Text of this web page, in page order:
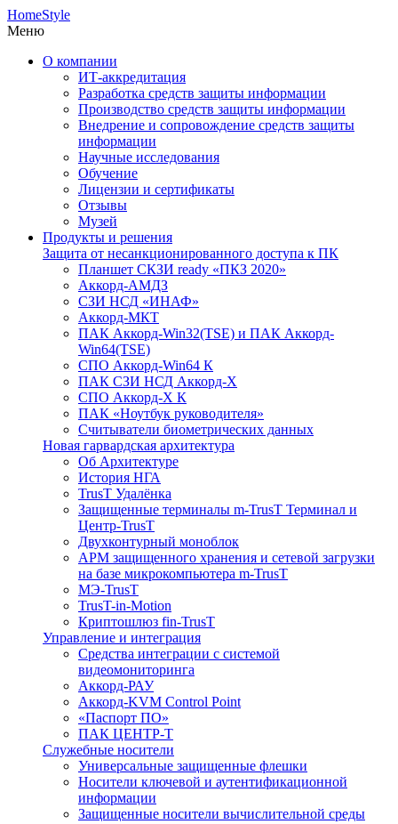
HomeStyle
Меню
О компании
ИТ-аккредитация
Разработка средств защиты информации
Производство средств защиты информации
Внедрение и сопровождение средств защиты
информации
Научные исследования
Обучение
Лицензии и сертификаты
Отзывы
Музей
Продукты и решения
Защита от несанкционированного доступа к ПК
Планшет СКЗИ ready «ПКЗ 2020»
Аккорд-АМДЗ
СЗИ НСД «ИНАФ»
Аккорд-МКТ
ПАК Аккорд-Win32(TSE) и ПАК Аккорд-
Win64(TSE)
СПО Аккорд-Win64 К
ПАК СЗИ НСД Аккорд-X
СПО Аккорд-X К
ПАК «Ноутбук руководителя»
Cчитыватели биометрических данных
Новая гарвардская архитектура
Об Архитектуре
История НГА
TrusT Удалёнка
Защищенные терминалы m-TrusT Терминал и
Центр-TrusT
Двухконтурный моноблок
АРМ защищенного хранения и сетевой загрузки
на базе микрокомпьютера m-TrusT
МЭ-TrusT
TrusT-in-Motion
Криптошлюз fin-TrusT
Управление и интеграция
Средства интеграции с системой
видеомониторинга
Аккорд-РАУ
Аккорд-KVM Control Point
«Паспорт ПО»
ПАК ЦЕНТР-Т
Служебные носители
Универсальные защищенные флешки
Носители ключевой и аутентификационной
информации
Защищенные носители вычислительной среды